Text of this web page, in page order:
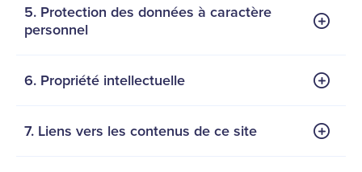
5. Protection des données à caractère
personnel
6. Propriété intellectuelle
7. Liens vers les contenus de ce site